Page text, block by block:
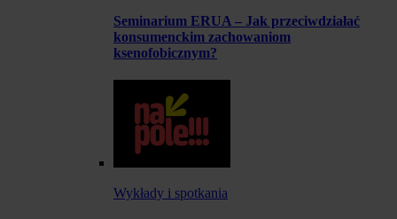
Seminarium ERUA – Jak przeciwdziałać
konsumenckim zachowaniom
ksenofobicznym?
Wykłady i spotkania